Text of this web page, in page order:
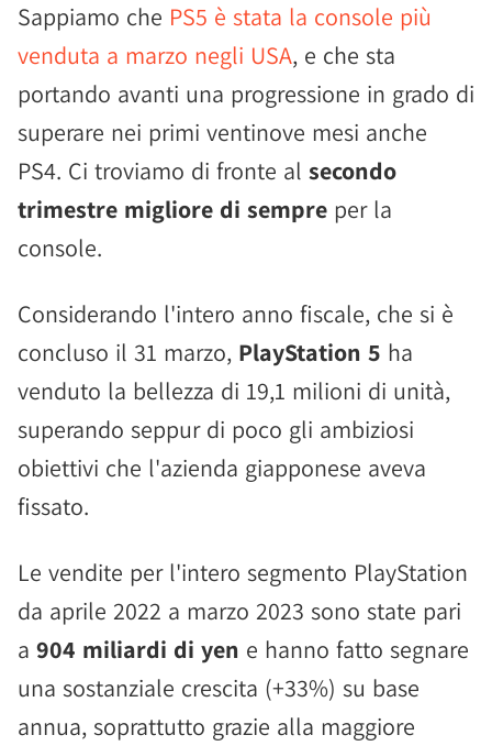
Sappiamo che PS5 è stata la console più
venduta a marzo negli USA, e che sta
portando avanti una progressione in grado di
superare nei primi ventinove mesi anche
PS4. Ci troviamo di fronte al secondo
trimestre migliore di sempre per la
console.
Considerando l'intero anno fiscale, che si è
concluso il 31 marzo, PlayStation 5 ha
venduto la bellezza di 19,1 milioni di unità,
superando seppur di poco gli ambiziosi
obiettivi che l'azienda giapponese aveva
fissato.
Le vendite per l'intero segmento PlayStation
da aprile 2022 a marzo 2023 sono state pari
a 904 miliardi di yen e hanno fatto segnare
una sostanziale crescita (+33%) su base
annua, soprattutto grazie alla maggiore